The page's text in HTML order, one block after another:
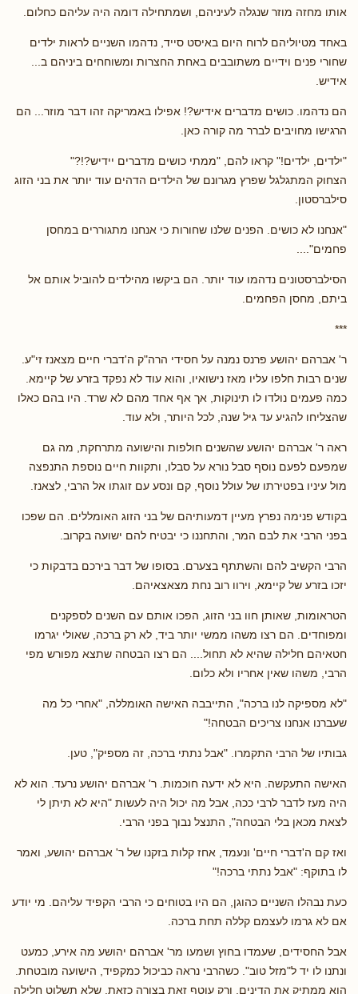
אותו מחזה מוזר שנגלה לעיניהם, ושמתחילה דומה היה עליהם כחלום.
באחד מטיוליהם לרוח היום באיסט סייד, נדהמו השניים לראות ילדים
שחורי פנים וידיים משתובבים באחת החצרות ומשוחחים ביניהם ב...
אידיש.
הם נדהמו. כושים מדברים אידיש?! אפילו באמריקה זהו דבר מוזר... הם
הרגישו מחויבים לברר מה קורה כאן.
"ילדים, ילדים!" קראו להם, "ממתי כושים מדברים יידיש?!?"
הצחוק המתגלגל שפרץ מגרונם של הילדים הדהים עוד יותר את בני הזוג
סילברסטון.
"אנחנו לא כושים. הפנים שלנו שחורות כי אנחנו מתגוררים במחסן
פחמים"....
הסילברסטונים נדהמו עוד יותר. הם ביקשו מהילדים להוביל אותם אל
ביתם, מחסן הפחמים.
***
ר' אברהם יהושע פרנס נמנה על חסידי הרה"ק ה'דברי חיים מצאנז זי"ע.
שנים רבות חלפו עליו מאז נישואיו, והוא עוד לא נפקד בזרע של קיימא.
כמה פעמים נולדו לו תינוקות, אך אף אחד מהם לא שרד. היו בהם כאלו
שהצליחו להגיע עד גיל שנה, לכל היותר, ולא עוד.
ראה ר' אברהם יהושע שהשנים חולפות והישועה מתרחקת, מה גם
שמפעם לפעם נוסף סבל נורא על סבלו, ותקוות חיים נוספת התנפצה
מול עיניו בפטירתו של עולל נוסף, קם ונסע עם זוגתו אל הרבי, לצאנז.
בקודש פנימה נפרץ מעיין דמעותיהם של בני הזוג האומללים. הם שפכו
בפני הרבי את לבם המר, והתחננו כי יבטיח להם ישועה בקרוב.
הרבי הקשיב להם והשתתף בצערם. בסופו של דבר בירכם בדבקות כי
יזכו בזרע של קיימא, וירוו רוב נחת מצאצאיהם.
הטראומות, שאותן חוו בני הזוג, הפכו אותם עם השנים לספקנים
ומפוחדים. הם רצו משהו ממשי יותר ביד, לא רק ברכה, שאולי יגרמו
חטאיהם חלילה שהיא לא תחול.... הם רצו הבטחה שתצא מפורש מפי
הרבי, משהו שאין אחריו ולא כלום.
"לא מספיקה לנו ברכה", התייבבה האישה האומללה, "אחרי כל מה
שעברנו אנחנו צריכים הבטחה!"
גבותיו של הרבי התקמרו. "אבל נתתי ברכה, זה מספיק", טען.
האישה התעקשה. היא לא ידעה חוכמות. ר' אברהם יהושע נרעד. הוא לא
היה מעז לדבר לרבי ככה, אבל מה יכול היה לעשות "היא לא תיתן לי
לצאת מכאן בלי הבטחה", התנצל נבוך בפני הרבי.
ואז קם ה'דברי חיים' ונעמד, אחז קלות בזקנו של ר' אברהם יהושע, ואמר
לו בתוקף: "אבל נתתי ברכה!"
כעת נבהלו השניים כהוגן, הם היו בטוחים כי הרבי הקפיד עליהם. מי יודע
אם לא גרמו לעצמם קללה תחת ברכה.
אבל החסידים, שעמדו בחוץ ושמעו מר' אברהם יהושע מה אירע, כמעט
ונתנו לו יד ל"מזל טוב". כשהרבי נראה כביכול כמקפיד, הישועה מובטחת.
הוא ממתיק את הדינים, ורק עוטף זאת בצורה כזאת, שלא תשלוט חלילה